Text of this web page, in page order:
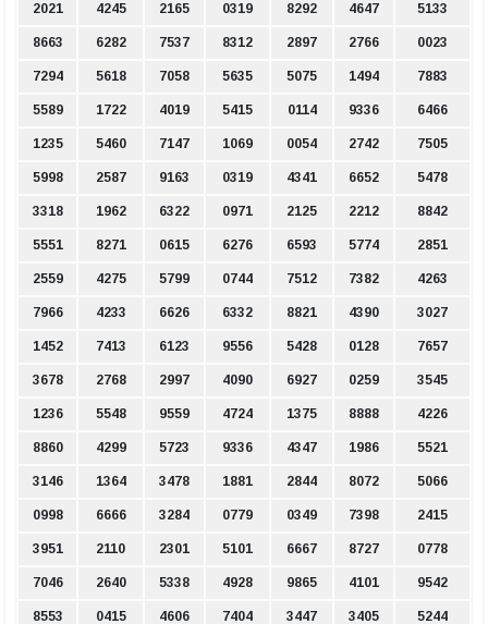
2021 4245 2165 0319 8292 4647 5133
8663 6282 7537 8312 2897 2766 0023
7294 5618 7058 5635 5075 1494 7883
5589 1722 4019 5415 0114 9336 6466
1235 5460 7147 1069 0054 2742 7505
5998 2587 9163 0319 4341 6652 5478
3318 1962 6322 0971 2125 2212 8842
5551 8271 0615 6276 6593 5774 2851
2559 4275 5799 0744 7512 7382 4263
7966 4233 6626 6332 8821 4390 3027
1452 7413 6123 9556 5428 0128 7657
3678 2768 2997 4090 6927 0259 3545
1236 5548 9559 4724 1375 8888 4226
8860 4299 5723 9336 4347 1986 5521
3146 1364 3478 1881 2844 8072 5066
0998 6666 3284 0779 0349 7398 2415
3951 2110 2301 5101 6667 8727 0778
7046 2640 5338 4928 9865 4101 9542
8553 0415 4606 7404 3447 3405 5244